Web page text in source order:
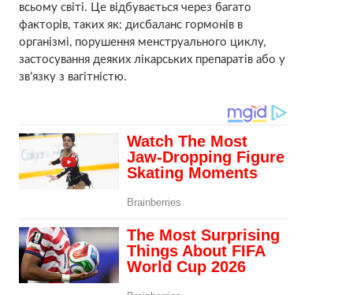
всьому світі. Це відбувається через багато
факторів, таких як: дисбаланс гормонів в
організмі, порушення менструального циклу,
застосування деяких лікарських препаратів або у
зв’язку з вагітністю.